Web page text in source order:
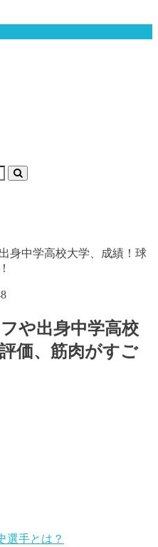
身中学高校大学、成績！球
や出身中学高校
価、筋肉がすご
選手とは？